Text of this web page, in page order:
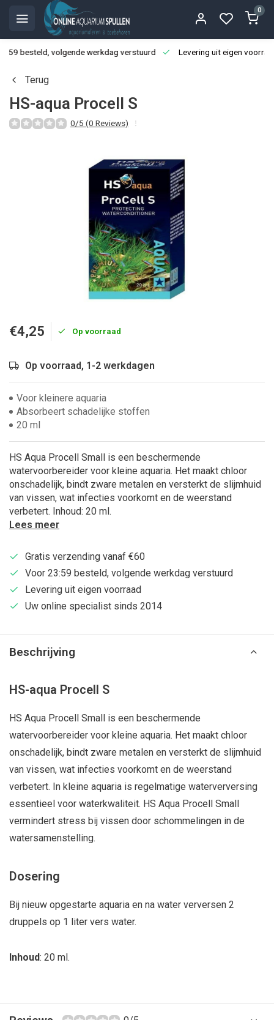
0
besteld, volgende werkdag verstuurd Levering uit eigen
Terug
HS-aqua Procell S
0/5 (0 Reviews)
€4,25 Op voorraad
Op voorraad, 1-2 werkdagen
Voor kleinere aquaria
Absorbeert schadelijke stoffen
20 ml
HS Aqua Procell Small is een beschermende
watervoorbereider voor kleine aquaria. Het maakt chloor
onschadelijk, bindt zware metalen en versterkt de slijmhuid
van vissen, wat infecties voorkomt en de weerstand
verbetert. Inhoud: 20 ml.
Lees meer
Gratis verzending vanaf €60
Voor 23:59 besteld, volgende werkdag verstuurd
Levering uit eigen voorraad
Uw online specialist sinds 2014
Beschrijving
HS-aqua Procell S
HS Aqua Procell Small is een beschermende
watervoorbereider voor kleine aquaria. Het maakt chloor
onschadelijk, bindt zware metalen en versterkt de slijmhuid
van vissen, wat infecties voorkomt en de weerstand
verbetert. In kleine aquaria is regelmatige waterverversing
essentieel voor waterkwaliteit. HS Aqua Procell Small
vermindert stress bij vissen door schommelingen in de
watersamenstelling.
Dosering
Bij nieuw opgestarte aquaria en na water verversen 2
druppels op 1 liter vers water.
Inhoud: 20 ml.